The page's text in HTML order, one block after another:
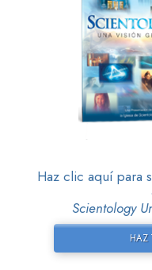
Haz clic aquí para
Scientology
HAZ